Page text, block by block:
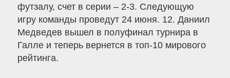
футзалу, счет в серии – 2-3. Следующую
игру команды проведут 24 июня. 12. Даниил
Медведев вышел в полуфинал турнира в
Галле и теперь вернется в топ-10 мирового
рейтинга.